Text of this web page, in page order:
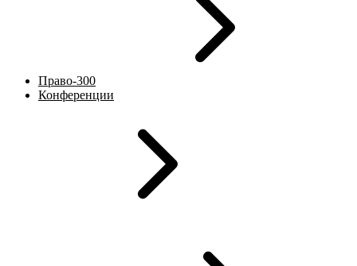
Право-300
Конференции